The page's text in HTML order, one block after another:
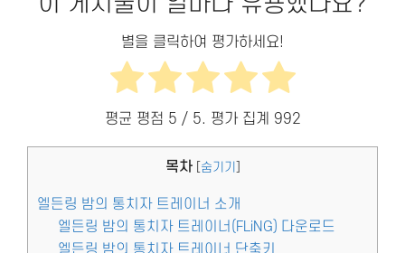
별을 클릭하여 평가하세요!
평균 평점 5 / 5. 평가 집계 992
목차 숨기기
엘든링 밤의 통치자 트레이너 소개
엘든링 밤의 통치자 트레이너(FLiNG) 다운로드
엘든링 밤의 통치자 트레이너 단축키